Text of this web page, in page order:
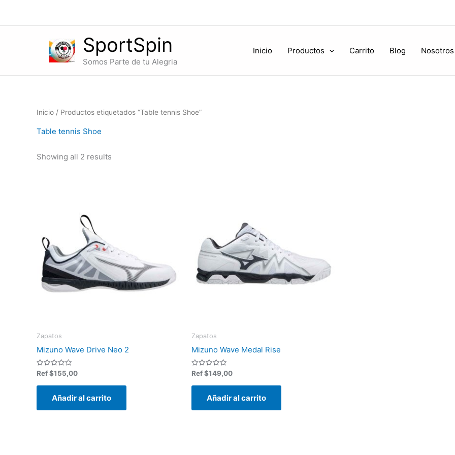
SportSpin
Somos Parte de tu Alegria
Inicio Productos Carrito Blog Nosotros
Inicio / Productos etiquetados “Table tennis Shoe”
Table tennis Shoe
Showing all 2 results
Zapatos
Mizuno Wave Drive Neo 2
Valorado
0
Ref$155,00
Añadir al carrito
Zapatos
Mizuno Wave Medal Rise
Valorado
0
Ref$149,00
Añadir al carrito